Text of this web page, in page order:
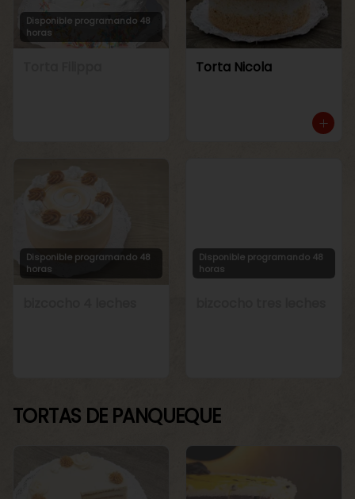
Disponible programando 48
horas
Torta Nicola
Disponible programando 48
horas
Disponible programando 48
horas
TORTAS DE PANQUEQUE